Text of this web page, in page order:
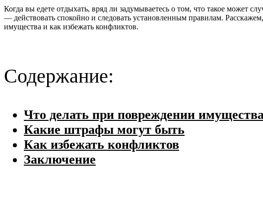
Когда вы едете отдыхать, вряд ли задумываетесь о том, что такое может
— действовать спокойно и следовать установленным правилам.
имущества и как избежать конфликтов.
Содержание:
Что делать при повреждении
Какие штрафы могут быть
Как избежать конфликтов
Заключение